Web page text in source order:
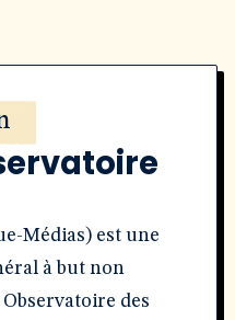
Médias) est une
à but non
des